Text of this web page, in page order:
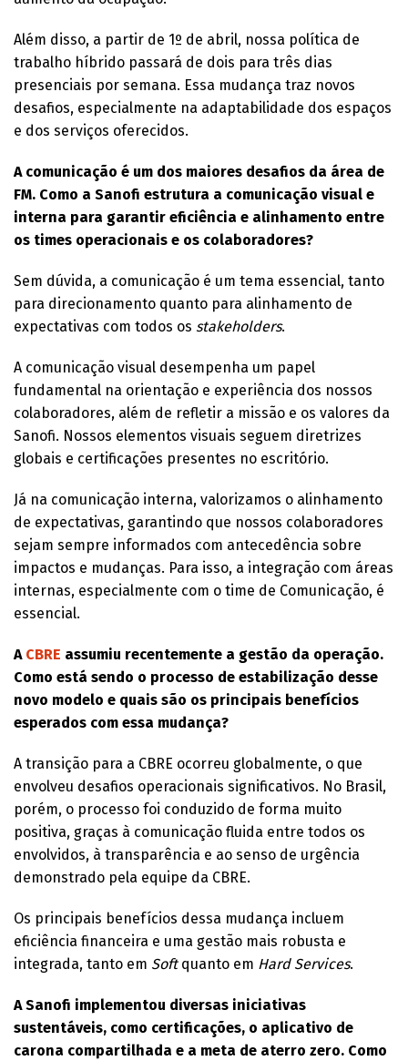
Além disso, a partir de 1º de abril, nossa política de
trabalho híbrido passará de dois para três dias
presenciais por semana. Essa mudança traz novos
desafios, especialmente na adaptabilidade dos espaços
e dos serviços oferecidos.
A comunicação é um dos maiores desafios da área de
FM. Como a Sanofi estrutura a comunicação visual e
interna para garantir eficiência e alinhamento entre
os times operacionais e os colaboradores?
Sem dúvida, a comunicação é um tema essencial, tanto
para direcionamento quanto para alinhamento de
expectativas com todos os stakeholders.
A comunicação visual desempenha um papel
fundamental na orientação e experiência dos nossos
colaboradores, além de refletir a missão e os valores da
Sanofi. Nossos elementos visuais seguem diretrizes
globais e certificações presentes no escritório.
Já na comunicação interna, valorizamos o alinhamento
de expectativas, garantindo que nossos colaboradores
sejam sempre informados com antecedência sobre
impactos e mudanças. Para isso, a integração com áreas
internas, especialmente com o time de Comunicação, é
essencial.
A CBRE assumiu recentemente a gestão da operação.
Como está sendo o processo de estabilização desse
novo modelo e quais são os principais benefícios
esperados com essa mudança?
A transição para a CBRE ocorreu globalmente, o que
envolveu desafios operacionais significativos. No Brasil,
porém, o processo foi conduzido de forma muito
positiva, graças à comunicação fluida entre todos os
envolvidos, à transparência e ao senso de urgência
demonstrado pela equipe da CBRE.
Os principais benefícios dessa mudança incluem
eficiência financeira e uma gestão mais robusta e
integrada, tanto em Softquanto em Hard Services.
A Sanofi implementou diversas iniciativas
sustentáveis, como certificações, o aplicativo de
carona compartilhada e a meta de aterro zero. Como